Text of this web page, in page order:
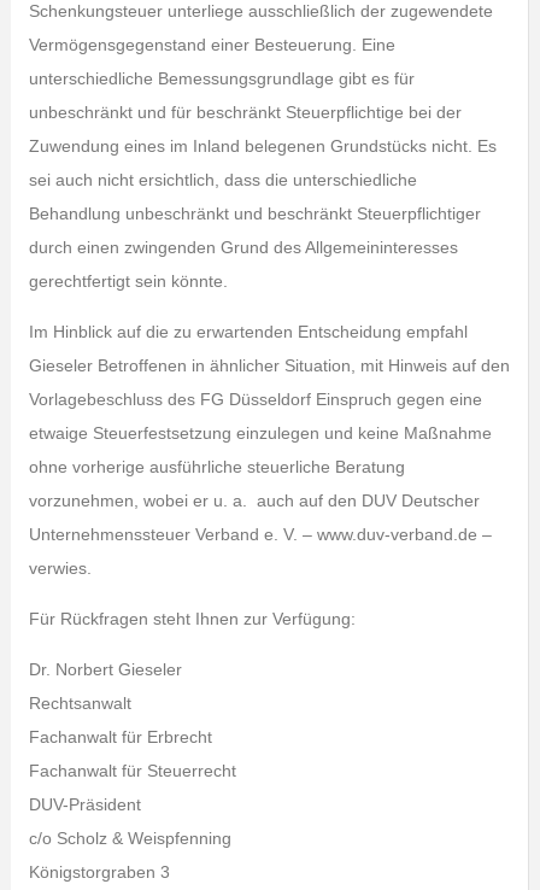
Schenkungsteuer unterliege ausschließlich der zugewendete
Vermögensgegenstand einer Besteuerung. Eine
unterschiedliche Bemessungsgrundlage gibt es für
unbeschränkt und für beschränkt Steuerpflichtige bei der
Zuwendung eines im Inland belegenen Grundstücks nicht. Es
sei auch nicht ersichtlich, dass die unterschiedliche
Behandlung unbeschränkt und beschränkt Steuerpflichtiger
durch einen zwingenden Grund des Allgemeininteresses
gerechtfertigt sein könnte.
Im Hinblick auf die zu erwartenden Entscheidung empfahl
Gieseler Betroffenen in ähnlicher Situation, mit Hinweis auf den
Vorlagebeschluss des FG Düsseldorf Einspruch gegen eine
etwaige Steuerfestsetzung einzulegen und keine Maßnahme
ohne vorherige ausführliche steuerliche Beratung
vorzunehmen, wobei er u. a. auch auf den DUV Deutscher
Unternehmenssteuer Verband e. V. – www.duv-verband.de –
verwies.
Für Rückfragen steht Ihnen zur Verfügung:
Dr. Norbert Gieseler
Rechtsanwalt
Fachanwalt für Erbrecht
Fachanwalt für Steuerrecht
DUV-Präsident
c/o Scholz & Weispfenning
Königstorgraben 3